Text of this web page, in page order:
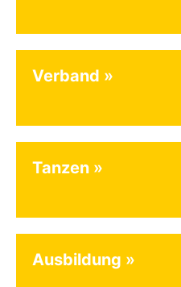
Verband
Tanzen
Ausbildung